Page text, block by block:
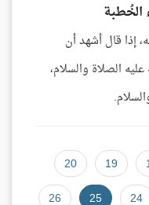
الخُطبة
إذا قال أشهد أن
الصلاة والسلام،
19
20
24
25
26